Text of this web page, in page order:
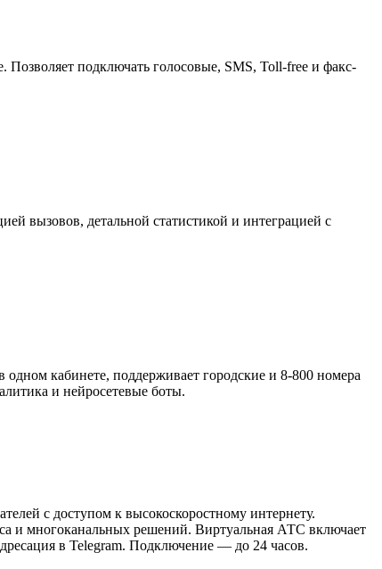
подключать голосовые, SMS, Toll-free и факс-
вызовов, детальной статистикой и интеграцией с
кабинете, поддерживает городские и 8-800 номера
и нейросетевые боты.
с доступом к высокоскоростному интернету.
и многоканальных решений. Виртуальная АТС включает
в Telegram. Подключение — до 24 часов.